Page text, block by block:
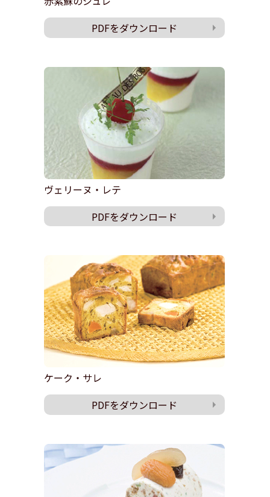
PDFをダウンロード
ヴェリーヌ・レテ
PDFをダウンロード
ケーク・サレ
PDFをダウンロード